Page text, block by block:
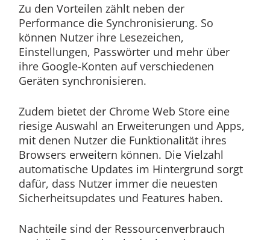
Zu den Vorteilen zählt neben der
Performance die Synchronisierung. So
können Nutzer ihre Lesezeichen,
Einstellungen, Passwörter und mehr über
ihre Google-Konten auf verschiedenen
Geräten synchronisieren.
Zudem bietet der Chrome Web Store eine
riesige Auswahl an Erweiterungen und Apps,
mit denen Nutzer die Funktionalität ihres
Browsers erweitern können. Die Vielzahl
automatische Updates im Hintergrund sorgt
dafür, dass Nutzer immer die neuesten
Sicherheitsupdates und Features haben.
Nachteile sind der Ressourcenverbrauch